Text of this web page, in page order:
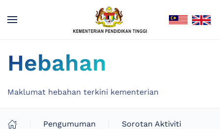
Hebahan
Maklumat hebahan terkini kementerian
Pengumuman
Sorotan Aktiviti